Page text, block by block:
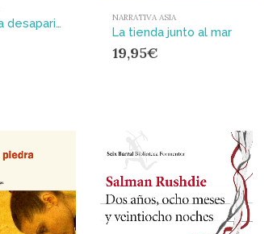
El libro de la desaparición NARRATIVA ASIA
La tienda junto al mar
19,95€